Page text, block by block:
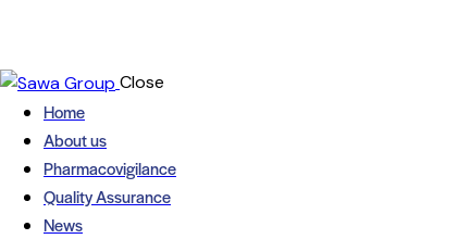
Close
Home
About us
Pharmacovigilance
Quality Assurance
News